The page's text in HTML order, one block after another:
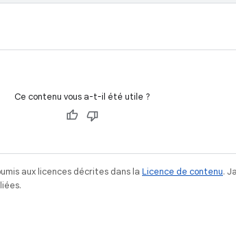
Ce contenu vous a-t-il été utile ?
aux licences décrites dans la Licence de contenu.